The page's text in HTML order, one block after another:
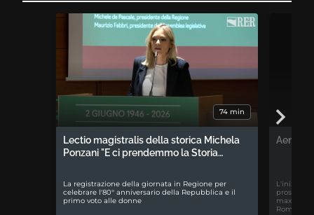
74 min
Lectio magistralis della storica Michela
Ponzani "E ci prendemmo la Storia…
La registrazione della giornata in Regione per
celebrare l'80° anniversario della Repubblica e il
primo voto alle donne
Aemilia
Romagna